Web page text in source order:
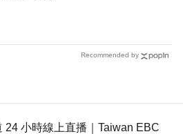
Recommended by
24 小時線上直播｜Taiwan EBC